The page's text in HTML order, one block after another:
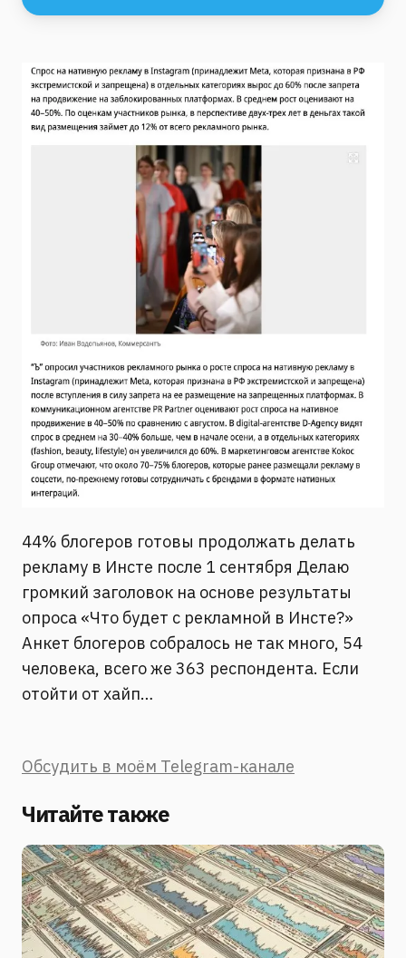
44% блогеров готовы продолжать делать
рекламу в Инсте после 1 сентября Делаю
громкий заголовок на основе результаты
опроса «Что будет с рекламной в Инсте?»
Анкет блогеров собралось не так много, 54
человека, всего же 363 респондента. Если
отойти от хайп…
Обсудить в моём Telegram-канале
Читайте также